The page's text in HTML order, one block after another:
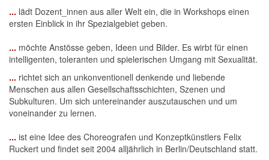
... lädt Dozent_innen aus aller Welt ein, die in Workshops einen
ersten Einblick in ihr Spezialgebiet geben.
... möchte Anstösse geben, Ideen und Bilder. Es wirbt für einen
intelligenten, toleranten und spielerischen Umgang mit Sexualität.
... richtet sich an unkonventionell denkende und liebende
Menschen aus allen Gesellschaftsschichten, Szenen und
Subkulturen. Um sich untereinander auszutauschen und um
voneinander zu lernen.
... ist eine Idee des Choreografen und Konzeptkünstlers Felix
Ruckert und findet seit 2004 alljährlich in Berlin/Deutschland statt.